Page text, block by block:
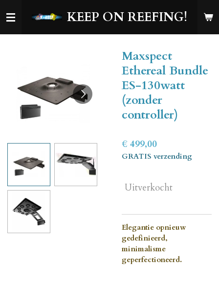
direct
KEEP ON REEFING!
Maxspect
Ethereal Bundle
ES-130watt
(zonder
controller)
€ 499,00
GRATIS verzending
Uitverkocht
Elegantie opnieuw
gedefinieerd,
minimalisme
geperfectioneerd.